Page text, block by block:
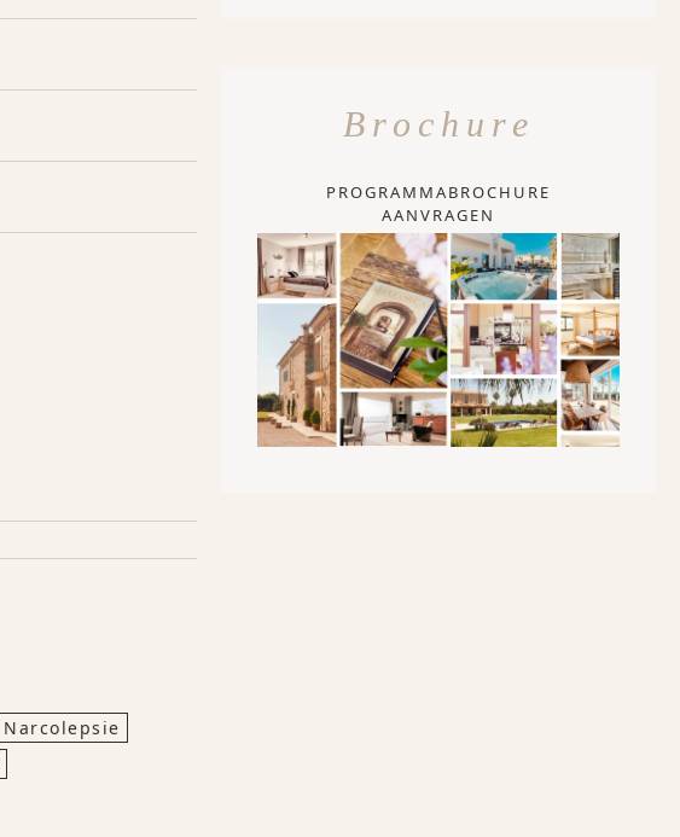
Narcolepsie
Brochure
PROGRAMMABROCHURE
AANVRAGEN